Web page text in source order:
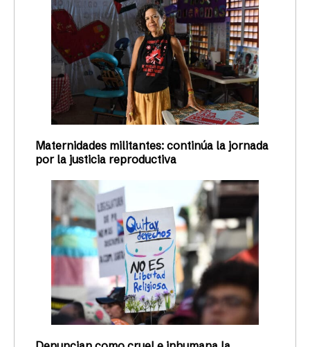
Maternidades militantes: continúa la jornada
por la justicia reproductiva